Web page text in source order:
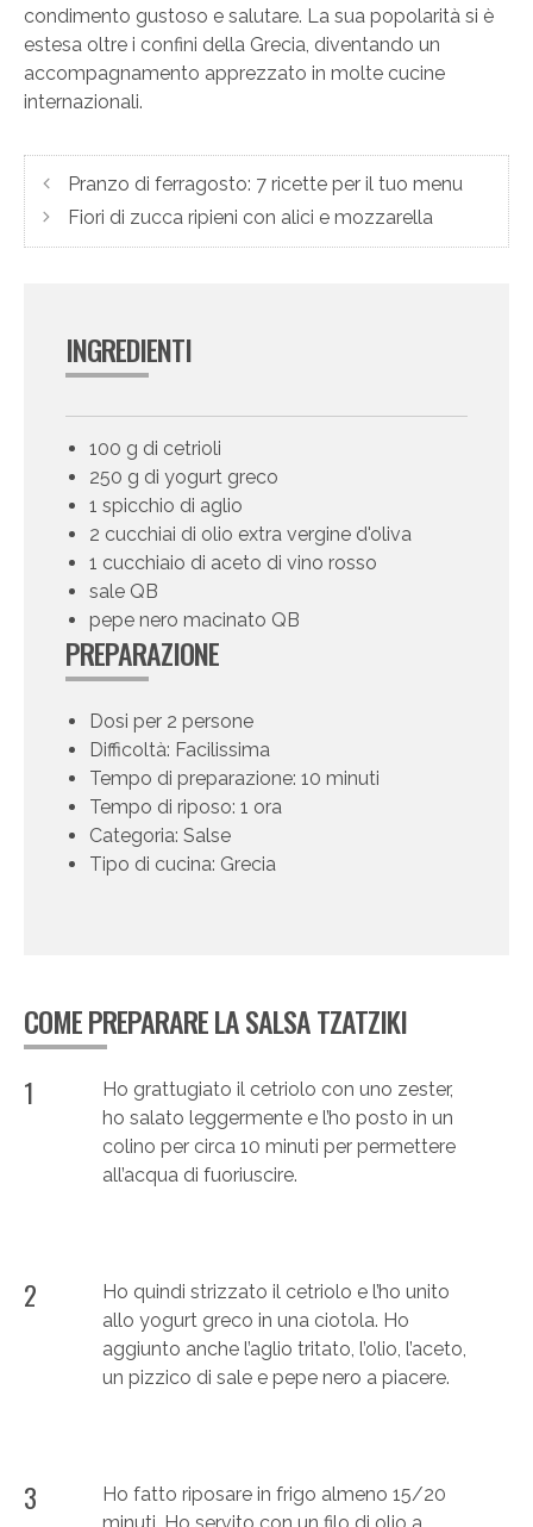
condimento gustoso e salutare. La sua popolarità si è
estesa oltre i confini della Grecia, diventando un
accompagnamento apprezzato in molte cucine
internazionali.
Pranzo di ferragosto: 7 ricette per il tuo menu
Fiori di zucca ripieni con alici e mozzarella
INGREDIENTI
100 g di cetrioli
250 g di yogurt greco
1 spicchio di aglio
2 cucchiai di olio extra vergine d'oliva
1 cucchiaio di aceto di vino rosso
sale QB
pepe nero macinato QB
PREPARAZIONE
Dosi per 2 persone
Difficoltà: Facilissima
Tempo di preparazione: 10 minuti
Tempo di riposo: 1 ora
Categoria: Salse
Tipo di cucina: Grecia
COME PREPARARE LA SALSA TZATZIKI
1
Ho grattugiato il cetriolo con uno zester,
ho salato leggermente e l’ho posto in un
colino per circa 10 minuti per permettere
all’acqua di fuoriuscire.
2
Ho quindi strizzato il cetriolo e l’ho unito
allo yogurt greco in una ciotola. Ho
aggiunto anche l’aglio tritato, l’olio, l’aceto,
un pizzico di sale e pepe nero a piacere.
3
Ho fatto riposare in frigo almeno 15/20